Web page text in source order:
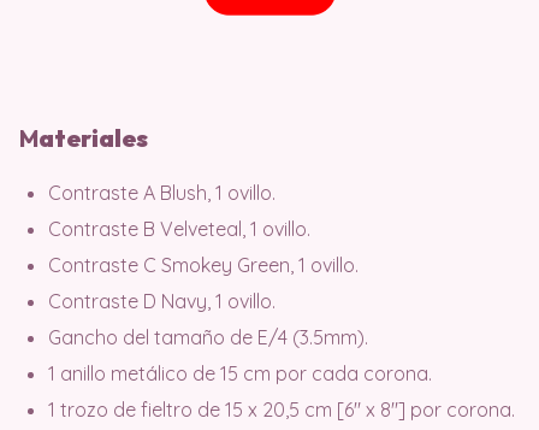
Materiales
Contraste A Blush, 1 ovillo.
Contraste B Velveteal, 1 ovillo.
Contraste C Smokey Green, 1 ovillo.
Contraste D Navy, 1 ovillo.
Gancho del tamaño de E/4 (3.5mm).
1 anillo metálico de 15 cm por cada corona.
1 trozo de fieltro de 15 x 20,5 cm [6″ x 8″] por corona.